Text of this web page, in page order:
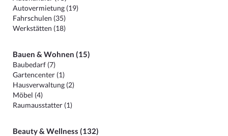
Autovermietung (19)
Fahrschulen (35)
Werkstätten (18)
Bauen & Wohnen (15)
Baubedarf (7)
Gartencenter (1)
Hausverwaltung (2)
Möbel (4)
Raumausstatter (1)
Beauty & Wellness (132)